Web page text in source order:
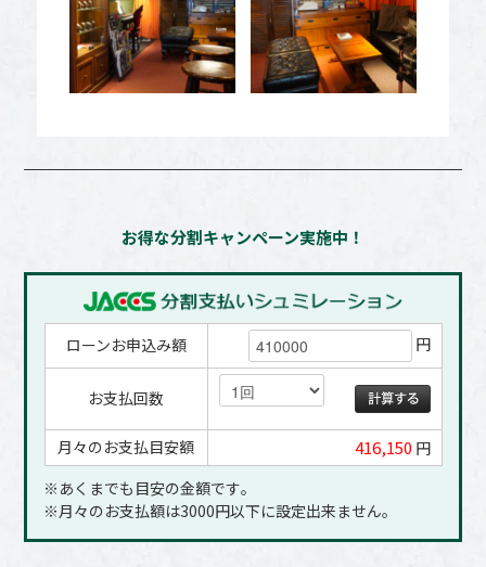
お得な分割キャンペーン実施中！
ローンお申込み額 円
お支払回数
月々のお支払目安額 416,150 円
※あくまでも目安の金額です｡
※月々のお支払額は3000円以下に設定出来ません｡